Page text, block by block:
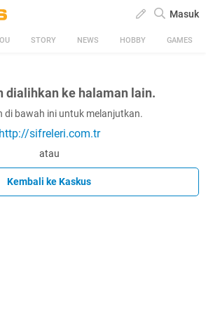
Masuk
STORY NEWS HOBBY GAMES
dialihkan ke halaman lain.
di bawah ini untuk melanjutkan.
http://sifreleri.com.tr
atau
Kembali ke Kaskus